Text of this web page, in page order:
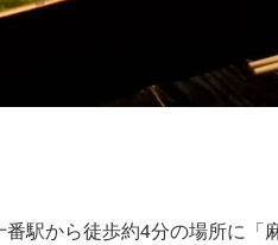
駅から徒歩約4分の場所に「